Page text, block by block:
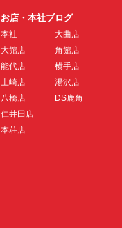
お店・本社ブログ
本社
大館店
能代店
土崎店
八橋店
仁井田店
本荘店
大曲店
角館店
横手店
湯沢店
DS鹿角